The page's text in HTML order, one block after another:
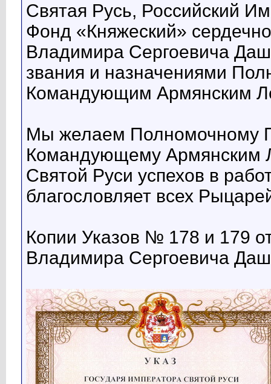
Святая Русь, Российский
Фонд «Княжеский»
Владимира Сергоевича
звания и назначениями
Командующим Армянским
Мы желаем Полномочному
Командующему Армянским
Святой Руси успехов в
благословляет всех
Копии Указов № 178 и 179
Владимира Сергоевича